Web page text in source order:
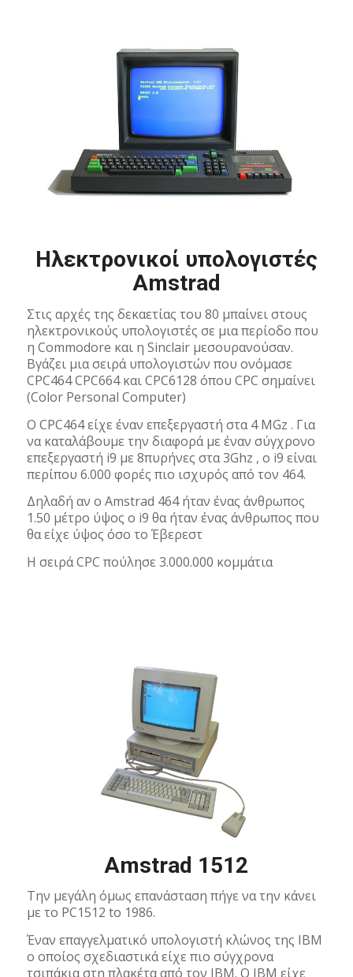
Ηλεκτρονικοί υπολογιστές
Amstrad
Στις αρχές της δεκαετίας του 80 μπαίνει στους
ηλεκτρονικούς υπολογιστές σε μια περίοδο που
η Commodore και η Sinclair μεσουρανούσαν.
Βγάζει μια σειρά υπολογιστών που ονόμασε
CPC464 CPC664 και CPC6128 όπου CPC σημαίνει
(Color Personal Computer)
Ο CPC464 είχε έναν επεξεργαστή στα 4 MGz . Για
να καταλάβουμε την διαφορά με έναν σύγχρονο
επεξεργαστή i9 με 8πυρήνες στα 3Ghz , ο i9 είναι
περίπου 6.000 φορές πιο ισχυρός από τον 464.
Δηλαδή αν ο Amstrad 464 ήταν ένας άνθρωπος
1.50 μέτρο ύψος ο i9 θα ήταν ένας άνθρωπος που
θα είχε ύψος όσο το Έβερεστ
H σειρά CPC πούλησε 3.000.000 κομμάτια
Amstrad 1512
Την μεγάλη όμως επανάσταση πήγε να την κάνει
με το PC1512 to 1986.
Έναν επαγγελματικό υπολογιστή κλώνος της IBM
ο οποίος σχεδιαστικά είχε πιο σύγχρονα
τσιπάκια στη πλακέτα από τον IBM. O IBM είχε